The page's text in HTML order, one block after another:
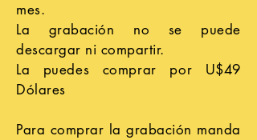
mes.
La grabación no se puede
descargar ni compartir.
La puedes comprar por U$49
Dólares
Para comprar la grabación manda